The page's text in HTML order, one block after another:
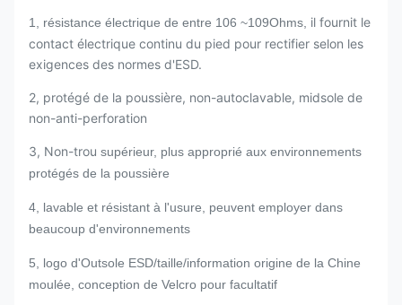
1, résistance électrique de entre 106 ~109Ohms, il fournit le
contact électrique continu du pied pour rectifier selon les
exigences des normes d'ESD.
2, protégé de la poussière, non-autoclavable, midsole de
non-anti-perforation
3, Non-trou supérieur, plus approprié aux environnements
protégés de la poussière
4, lavable et résistant à l'usure, peuvent employer dans
beaucoup d'environnements
5, logo d'Outsole ESD/taille/information origine de la Chine
moulée, conception de Velcro pour facultatif